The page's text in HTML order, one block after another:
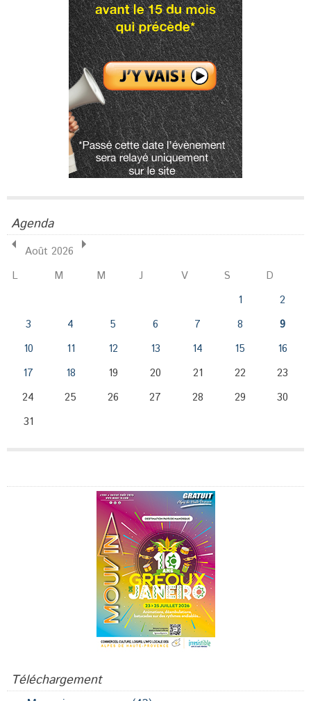
Agenda
Août 2026
L
M M J V S
D
1
2
3
4 5 6 7 8
9
10
11 12 13 14 15
16
17
18 19 20 21 22
23
24
25 26 27 28 29
30
31
Téléchargement